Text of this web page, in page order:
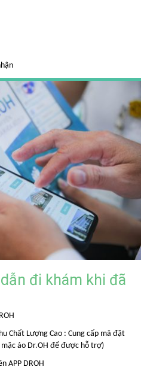
đi khám khi đã
Chất Lượng Cao : Cung cấp mã đặt
áo Dr.OH để được hỗ trợ)
APP DROH